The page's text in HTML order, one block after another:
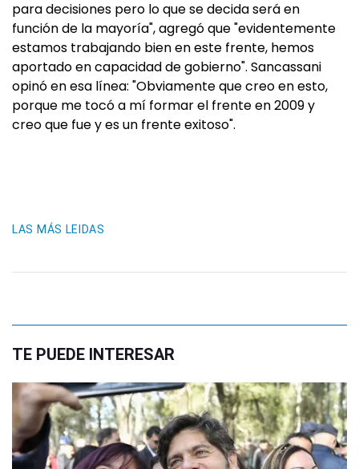
para decisiones pero lo que se decida será en
función de la mayoría", agregó que "evidentemente
estamos trabajando bien en este frente, hemos
aportado en capacidad de gobierno". Sancassani
opinó en esa línea: "Obviamente que creo en esto,
porque me tocó a mí formar el frente en 2009 y
creo que fue y es un frente exitoso".
LAS MÁS LEIDAS
TE PUEDE INTERESAR